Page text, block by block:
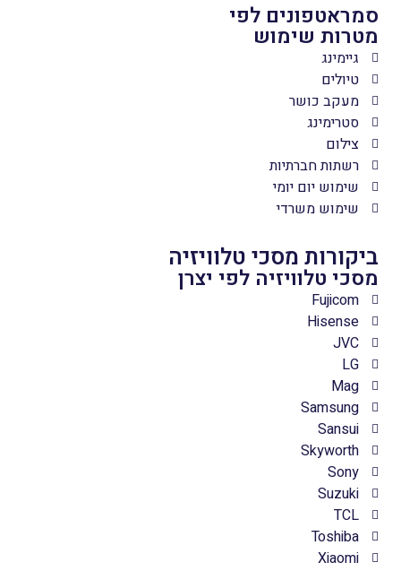
סמראטפונים לפי
מטרות שימוש
גיימינג
טיולים
מעקב כושר
סטרימינג
צילום
רשתות חברתיות
שימוש יום יומי
שימוש משרדי
ביקורות מסכי טלוויזיה
מסכי טלוויזיה לפי יצרן
Fujicom
Hisense
JVC
LG
Mag
Samsung
Sansui
Skyworth
Sony
Suzuki
TCL
Toshiba
Xiaomi